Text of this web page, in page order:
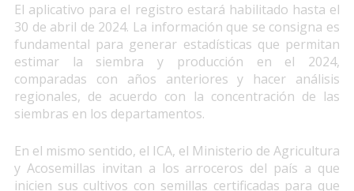
El aplicativo para el registro estará habilitado hasta el
30 de abril de 2024. La información que se consigna es
fundamental para generar estadísticas que permitan
estimar la siembra y producción en el 2024,
comparadas con años anteriores y hacer análisis
regionales, de acuerdo con la concentración de las
siembras en los departamentos.
En el mismo sentido, el ICA, el Ministerio de Agricultura
y Acosemillas invitan a los arroceros del país a que
inicien sus cultivos con semillas certificadas para que